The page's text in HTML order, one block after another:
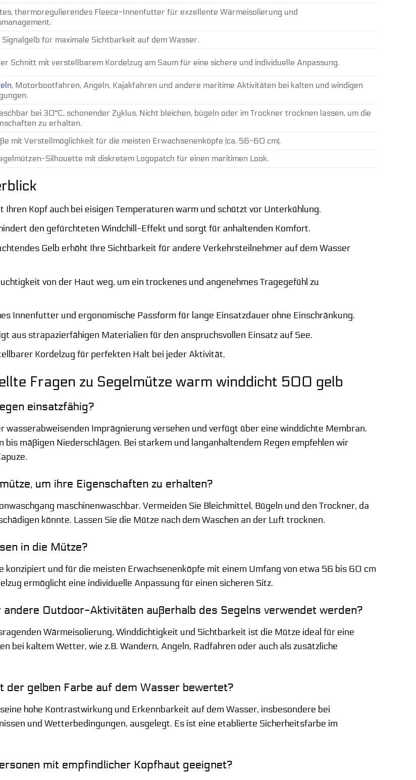
thermoregulierendes Fleece-Innenfutter für exzellente Wärmeisolierung und
für maximale Sichtbarkeit auf dem Wasser.
Schnitt mit verstellbarem Kordelzug am Saum für eine sichere und individuelle Anpassung.
, Motorbootfahren, Angeln, Kajakfahren und andere maritime Aktivitäten bei kalten und windigen
bei 30°C, schonender Zyklus. Nicht bleichen, bügeln oder im Trockner trocknen lassen, um die
zu erhalten.
mit Verstellmöglichkeit für die meisten Erwachsenenköpfe (ca. 56-60 cm).
Silhouette mit diskretem Logopatch für einen maritimen Look.
Ihren Kopf auch bei eisigen Temperaturen warm und schützt vor Unterkühlung.
den gefürchteten Windchill-Effekt und sorgt für anhaltenden Komfort.
Gelb erhöht Ihre Sichtbarkeit für andere Verkehrsteilnehmer auf dem Wasser
von der Haut weg, um ein trockenes und angenehmes Tragegefühl zu
Innenfutter und ergonomische Passform für lange Einsatzdauer ohne Einschränkung.
aus strapazierfähigen Materialien für den anspruchsvollen Einsatz auf See.
Kordelzug für perfekten Halt bei jeder Aktivität.
Fragen zu Segelmütze warm winddicht 500 gelb
einsatzfähig?
wasserabweisenden Imprägnierung versehen und verfügt über eine winddichte Membran.
bis mäßigen Niederschlägen. Bei starkem und langanhaltendem Regen empfehlen wir
um ihre Eigenschaften zu erhalten?
maschinenwaschbar. Vermeiden Sie Bleichmittel, Bügeln und den Trockner, da
könnte. Lassen Sie die Mütze nach dem Waschen an der Luft trocknen.
in die Mütze?
konzipiert und für die meisten Erwachsenenköpfe mit einem Umfang von etwa 56 bis 60 cm
ermöglicht eine individuelle Anpassung für einen sicheren Sitz.
andere Outdoor-Aktivitäten außerhalb des Segelns verwendet werden?
Wärmeisolierung, Winddichtigkeit und Sichtbarkeit ist die Mütze ideal für eine
bei kaltem Wetter, wie z.B. Wandern, Angeln, Radfahren oder auch als zusätzliche
der gelben Farbe auf dem Wasser bewertet?
hohe Kontrastwirkung und Erkennbarkeit auf dem Wasser, insbesondere bei
und Wetterbedingungen, ausgelegt. Es ist eine etablierte Sicherheitsfarbe im
mit empfindlicher Kopfhaut geeignet?